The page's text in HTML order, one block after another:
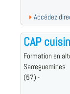
Accédez
CAP
Formation en
Sarreguemines
(57) -